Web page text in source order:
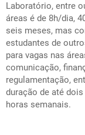
Laboratório, entre
áreas é de 8h/dia,
seis meses, mas
estudantes de
para vagas nas
comunicação,
regulamentação,
duração de até
horas semanais.